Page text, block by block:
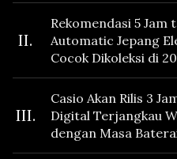
II.
Rekomendasi 5 Jam
Automatic Jepang
Cocok Dikoleksi di
III.
Casio Akan Rilis 3
Digital Terjangkau
dengan Masa
Fitur Vibration